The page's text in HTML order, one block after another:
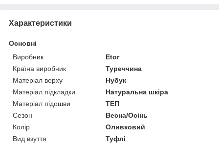
Характеристики
Основні
Виробник
Etor
Країна виробник
Туреччина
Матеріал верху
Нубук
Матеріал підкладки
Натуральна шкіра
Матеріал підошви
ТЕП
Сезон
Весна/Осінь
Колір
Оливковий
Вид взуття
Туфлі